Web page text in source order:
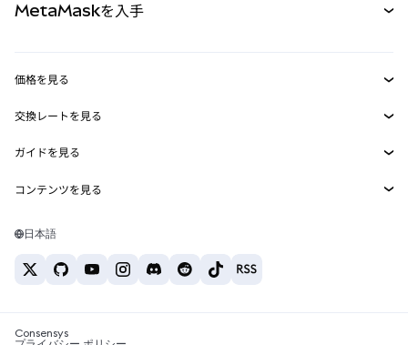
RWA
MetaMask Connect
Snaps
Web3サービス
MetaMaskを入手
セキュリティ
サポート
キャリア
お問い合わせ
価格を見る
イーサリアムの価格
Solanaの価格
Tetherの価格
交換レートを見る
ETH→USD
USDT→INR
BTC→INR
ETH→USDT
ガイドを見る
ETHの購入
USDTの購入
SHIBの購入
コンテンツを見る
Solanaウォレット
税制関連ニュース
日本語
Consensys